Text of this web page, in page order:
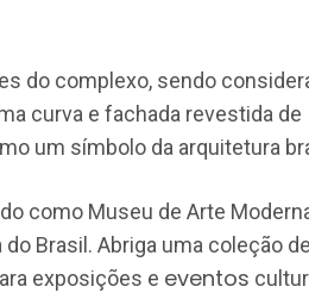
do complexo, sendo
curva e fachada revestida de
um símbolo da arquitetura
como Museu de Arte
Brasil. Abriga uma coleção
exposições e eventos